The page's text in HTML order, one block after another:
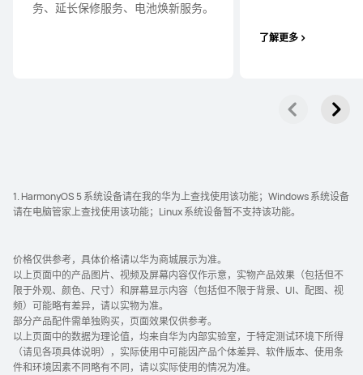
务、延长保修服务、电池焕新服⁠务。
了解更多
1. HarmonyOS 5 系统设备请在我的华为上查找使用该功能；Windows 系统设备
请在电脑管家上查找使用该功能；Linux 系统设备暂不支持该功⁠能⁠。
价格仅供参考，具体价格请以华为商城展示为准。
以上页面中的产品图片、视频及屏幕内容仅作示意，实物产品效果（包括但不
限于外观、颜色、尺寸）和屏幕显示内容（包括但不限于背景、UI、配图、视
频）可能略有差异，请以实物为准。
部分产品配件需单独购买，页面效果仅供参考。
以上页面中的数据为理论值，均来自华为内部实验室，于特定测试环境下所得
（请见各项具体说明），实际使用中可能因产品个体差异、软件版本、使用条
件和环境因素不同略有不同，请以实际使用的情况为准。